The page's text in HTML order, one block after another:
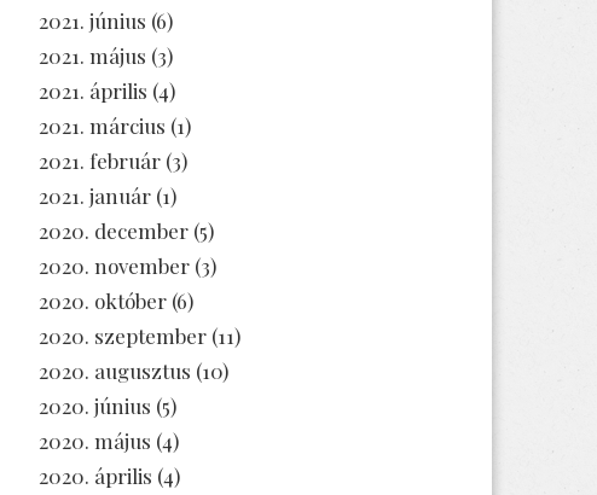
2021. június (6)
2021. május (3)
2021. április (4)
2021. március (1)
2021. február (3)
2021. január (1)
2020. december (5)
2020. november (3)
2020. október (6)
2020. szeptember (11)
2020. augusztus (10)
2020. június (5)
2020. május (4)
2020. április (4)